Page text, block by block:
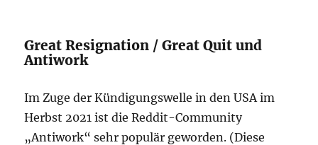
Great Resignation / Great Quit und
Antiwork
Im Zuge der Kündigungswelle in den USA im
Herbst 2021 ist die Reddit-Community
„Antiwork“ sehr populär geworden. (Diese